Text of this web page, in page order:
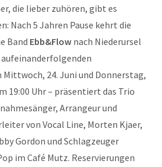
die lieber zuhören, gibt es
Nach 5 Jahren Pause kehrt die
Band Ebb&Flow nach Niederursel
aufeinanderfolgenden
24. Juni und Donnerstag,
19:00 Uhr – präsentiert das Trio
Arrangeur und
von Vocal Line, Morten Kjaer,
Gordon und Schlagzeuger
im Café Mutz. Reservierungen